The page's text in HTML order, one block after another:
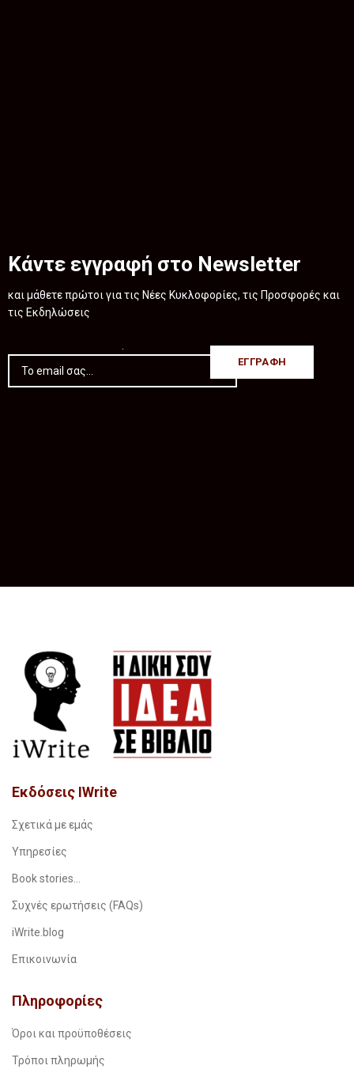
Κάντε εγγραφή στο Newsletter
και μάθετε πρώτοι για τις Νέες Κυκλοφορίες, τις Προσφορές και
τις Εκδηλώσεις
.
Εκδόσεις IWrite
Σχετικά με εμάς
Υπηρεσίες
Book stories…
Συχνές ερωτήσεις (FAQs)
iWrite.blog
Επικοινωνία
Πληροφορίες
Όροι και προϋποθέσεις
Τρόποι πληρωμής